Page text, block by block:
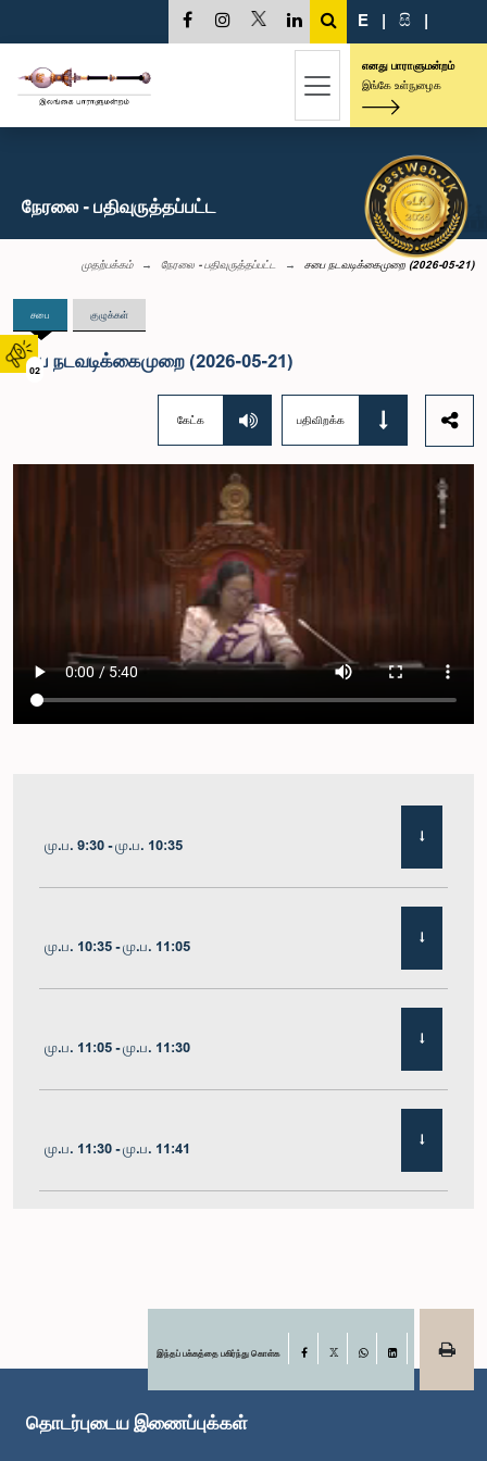
02
E | සි |
எனது பாராளுமன்றம்
இங்கே உள்நுழைக
நேரலை - பதிவுருத்தப்பட்ட
முதற்பக்கம் நேரலை - பதிவுருத்தப்பட்ட சபை நடவடிக்கைமுறை (2026-05-21)
சபை குழுக்கள்
சபை நடவடிக்கைமுறை (2026-05-21)
கேட்க பதிவிறக்க
மு.ப. 9:30 - மு.ப. 10:35
மு.ப. 10:35 - மு.ப. 11:05
மு.ப. 11:05 - மு.ப. 11:30
மு.ப. 11:30 - மு.ப. 11:41
மு.ப. 11:54 - பி.ப. 12:10இந்தப் பக்கத்தை பகிர்ந்து கொள்க Facebook
LinkedIn
தொடர்புடைய இணைப்புக்கள்